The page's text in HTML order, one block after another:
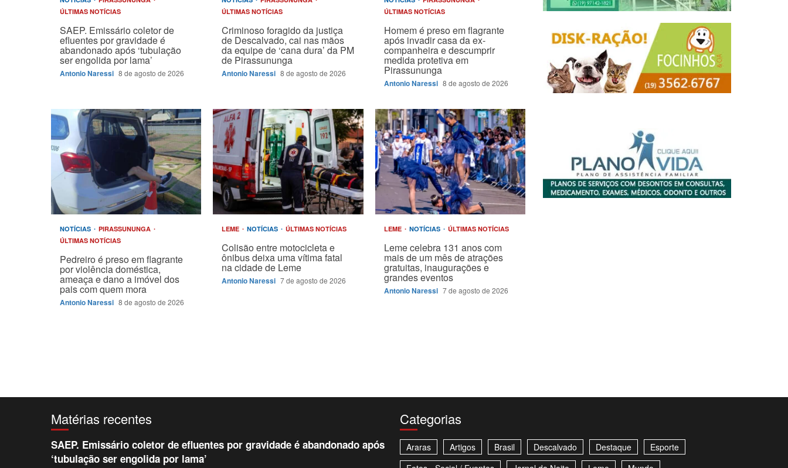
ÚLTIMAS NOTÍCIAS
SAEP. Emissário coletor de
efluentes por gravidade é
abandonado após ‘tubulação
ser engolida por lama’
Antonio Naressi 8 de agosto de 2026
ÚLTIMAS NOTÍCIAS
Criminoso foragido da justiça
de Descalvado, cai nas mãos
da equipe de ‘cana dura’ da PM
de Pirassununga
Antonio Naressi 8 de agosto de 2026
ÚLTIMAS NOTÍCIAS
Homem é preso em flagrante
após invadir casa da ex-
companheira e descumprir
medida protetiva em
Pirassununga
Antonio Naressi 8 de agosto de 2026
NOTÍCIAS
PIRASSUNUNGA
ÚLTIMAS NOTÍCIAS
Pedreiro é preso em flagrante
por violência doméstica,
ameaça e dano a imóvel dos
pais com quem mora
Antonio Naressi 8 de agosto de 2026
LEME NOTÍCIAS ÚLTIMAS NOTÍCIAS
Colisão entre motocicleta e
ônibus deixa uma vítima fatal
na cidade de Leme
Antonio Naressi 7 de agosto de 2026
LEME NOTÍCIAS ÚLTIMAS NOTÍCIAS
Leme celebra 131 anos com
mais de um mês de atrações
gratuitas, inaugurações e
grandes eventos
Antonio Naressi 7 de agosto de 2026
Matérias recentes
SAEP. Emissário coletor de efluentes por gravidade é abandonado após
‘tubulação ser engolida por lama’
Categorias
Araras Artigos Brasil Descalvado Destaque
Esporte